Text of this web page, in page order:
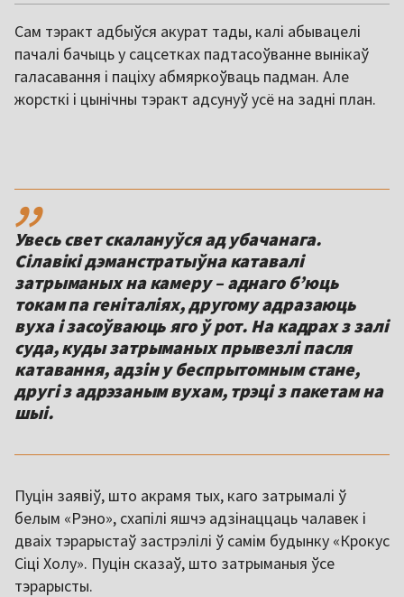
Сам тэракт адбыўся акурат тады, калі абывацелі
пачалі бачыць у сацсетках падтасоўванне вынікаў
галасавання і паціху абмяркоўваць падман. Але
жорсткі і цынічны тэракт адсунуў усё на задні план.
,,
Увесь свет скалануўся ад убачанага.
Сілавікі дэманстратыўна катавалі
затрыманых на камеру – аднаго б’юць
токам па геніталіях, другому адразаюць
вуха і засоўваюць яго ў рот. На кадрах з залі
суда, куды затрыманых прывезлі пасля
катавання, адзін у беспрытомным стане,
другі з адрэзаным вухам, трэці з пакетам на
шыі.
Пуцін заявіў, што акрамя тых, каго затрымалі ў
белым «Рэно», схапілі яшчэ адзінаццаць чалавек і
дваіх тэрарыстаў застрэлілі ў самім будынку «Крокус
Сіці Холу». Пуцін сказаў, што затрыманыя ўсе
тэрарысты.